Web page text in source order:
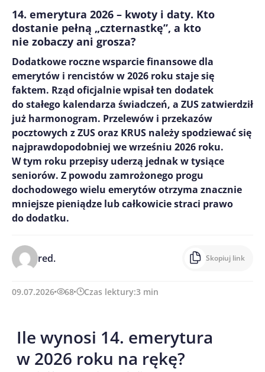
14. emerytura 2026 – kwoty i daty. Kto
dostanie pełną „czternastkę”, a kto
nie zobaczy ani grosza?
Dodatkowe roczne wsparcie finansowe dla
emerytów i rencistów w 2026 roku staje się
faktem. Rząd oficjalnie wpisał ten dodatek
do stałego kalendarza świadczeń, a ZUS zatwierdził
już harmonogram. Przelewów i przekazów
pocztowych z ZUS oraz KRUS należy spodziewać się
najprawdopodobniej we wrześniu 2026 roku.
W tym roku przepisy uderzą jednak w tysiące
seniorów. Z powodu zamrożonego progu
dochodowego wielu emerytów otrzyma znacznie
mniejsze pieniądze lub całkowicie straci prawo
do dodatku.
red. Skopiuj link
09.07.2026 68 Czas lektury:3 min
Ile wynosi 14. emerytura
w 2026 roku na rękę?